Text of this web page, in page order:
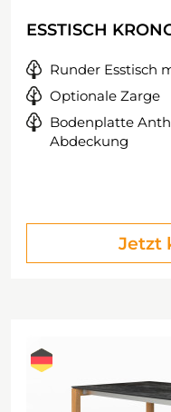
ESSTISCH
Runder Esstisch
Optionale Zarge
Bodenplatte
Abdeckung
Jetzt